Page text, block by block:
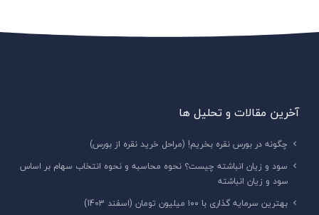
آخرین مقالات و تحلیل ها
چگونه در بورس نقره بخریم! (مراحل خرید نقره از بورس)
سود و زیان انباشته چیست؟ نحوه محاسبه و نحوه انتخاب سهام بر اساس
سود و زیان انباشته
بهترین سرمایه گذاری با ۱۰۰ میلیون تومان (اسفند 1403)